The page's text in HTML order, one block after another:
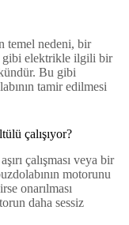
temel nedeni, bir
gibi elektrikle ilgili bir
Bu gibi
tamir edilmesi
çalışıyor?
çalışması veya bir
motorunu
onarılması
daha sessiz